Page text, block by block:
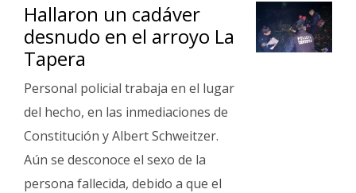
Hallaron un cadáver
desnudo en el arroyo La
Tapera
Personal policial trabaja en el lugar
del hecho, en las inmediaciones de
Constitución y Albert Schweitzer.
Aún se desconoce el sexo de la
persona fallecida, debido a que el